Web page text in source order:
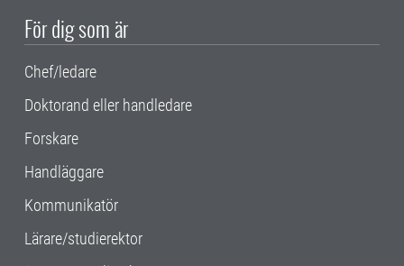
För dig som är
Chef/ledare
Doktorand eller handledare
Forskare
Handläggare
Kommunikatör
Lärare/studierektor